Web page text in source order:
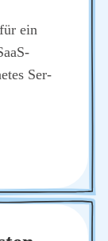
ein
Ser­